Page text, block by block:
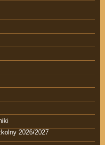
2026/2027